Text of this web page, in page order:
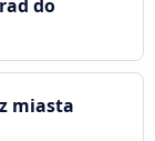
do
miasta